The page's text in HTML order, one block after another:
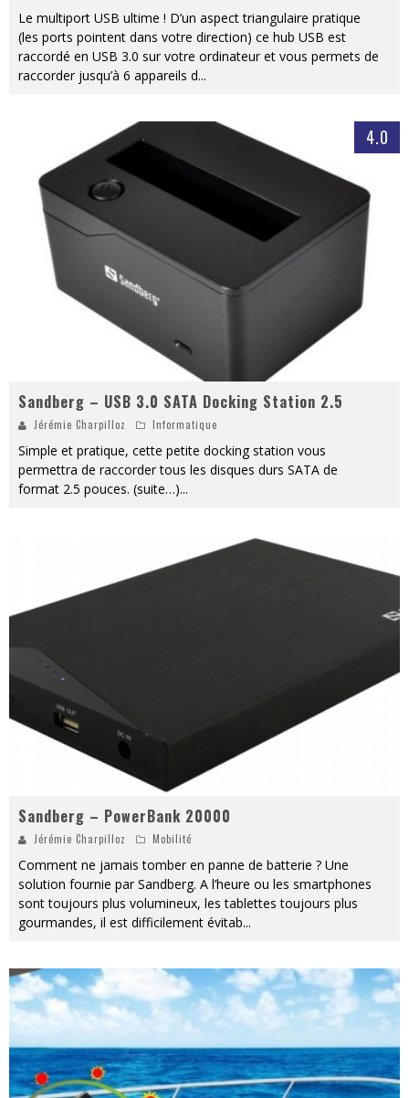
Le multiport USB ultime ! D’un aspect triangulaire pratique
(les ports pointent dans votre direction) ce hub USB est
raccordé en USB 3.0 sur votre ordinateur et vous permets de
raccorder jusqu’à 6 appareils d...
4.0
Sandberg – USB 3.0 SATA Docking Station 2.5
Jérémie Charpilloz Informatique
Simple et pratique, cette petite docking station vous
permettra de raccorder tous les disques durs SATA de
format 2.5 pouces. (suite…)...
Sandberg – PowerBank 20000
Jérémie Charpilloz Mobilité
Comment ne jamais tomber en panne de batterie ? Une
solution fournie par Sandberg. A l’heure ou les smartphones
sont toujours plus volumineux, les tablettes toujours plus
gourmandes, il est difficilement évitab...